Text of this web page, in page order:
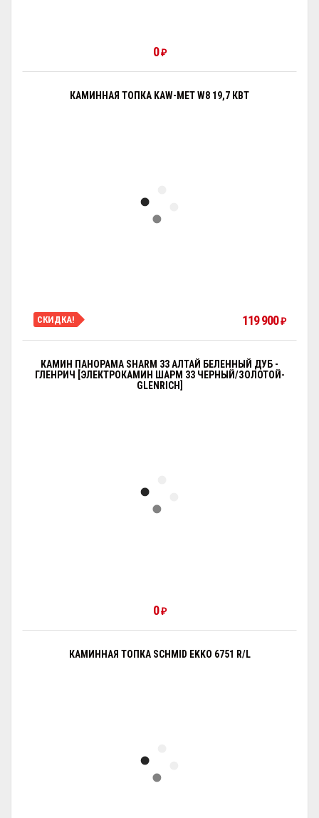
0₽
КАМИННАЯ ТОПКА KAW-MET W8 19,7 КВТ
СКИДКА! 119 900₽
КАМИН ПАНОРАМА SHARM 33 АЛТАЙ БЕЛЕННЫЙ ДУБ -
ГЛЕНРИЧ [ЭЛЕКТРОКАМИН ШАРМ 33 ЧЕРНЫЙ/ЗОЛОТОЙ-
GLENRICH]
0₽
КАМИННАЯ ТОПКА SCHMID EKKO 6751 R/L